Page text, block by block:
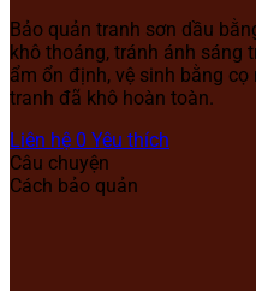
Bảo quản tranh sơn dầu
khô thoáng, tránh ánh sáng
ẩm ổn định, vệ sinh bằng
tranh đã khô hoàn toàn.
Liên hệ 0 Yêu thích
Câu chuyện
Cách bảo quản